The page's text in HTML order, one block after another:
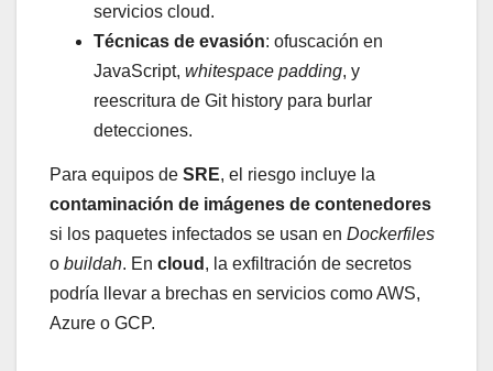
servicios cloud.
Técnicas de evasión: ofuscación en
JavaScript, whitespace padding, y
reescritura de Git history para burlar
detecciones.
Para equipos de SRE, el riesgo incluye la
contaminación de imágenes de contenedores
si los paquetes infectados se usan en Dockerfiles
o buildah. En cloud , la exfiltración de secretos
podría llevar a brechas en servicios como AWS,
Azure o GCP.